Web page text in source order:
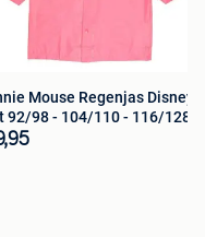
Mouse Regenjas Disney
92/98 - 104/110 - 116/128